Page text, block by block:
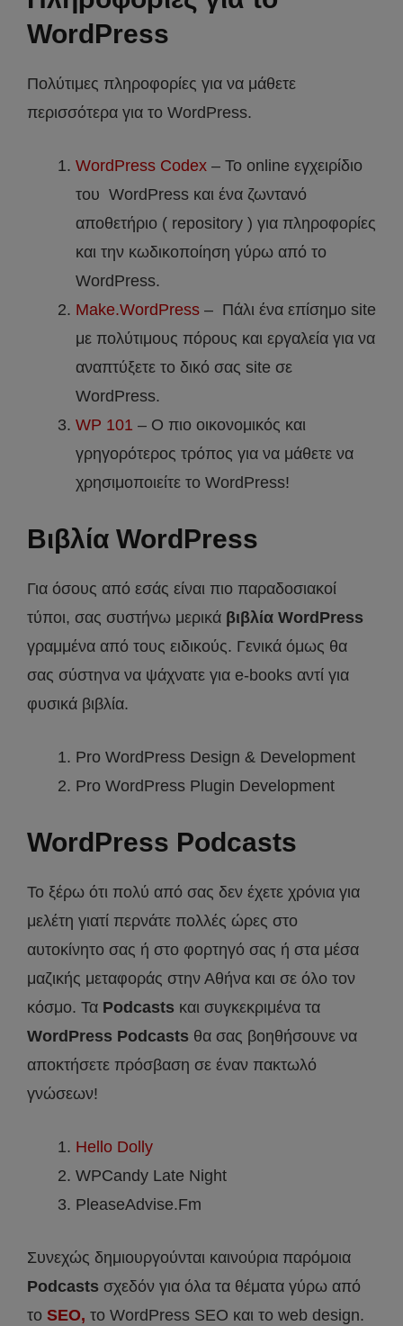
WordPress
Πολύτιμες πληροφορίες για να μάθετε
περισσότερα για το WordPress.
WordPress Codex – To online εγχειρίδιο
του WordPress και ένα ζωντανό
αποθετήριο ( repository ) για πληροφορίες
και την κωδικοποίηση γύρω από το
WordPress.
Make.WordPress – Πάλι ένα επίσημο site
με πολύτιμους πόρους και εργαλεία για να
αναπτύξετε το δικό σας site σε
WordPress.
WP 101 – Ο πιο οικονομικός και
γρηγορότερος τρόπος για να μάθετε να
χρησιμοποιείτε το WordPress!
Βιβλία WordPress
Για όσους από εσάς είναι πιο παραδοσιακοί
τύποι, σας συστήνω μερικά βιβλία WordPress
γραμμένα από τους ειδικούς. Γενικά όμως θα
σας σύστηνα να ψάχνατε για e-books αντί για
φυσικά βιβλία.
Pro WordPress Design & Development
Pro WordPress Plugin Development
WordPress Podcasts
Το ξέρω ότι πολύ από σας δεν έχετε χρόνια για
μελέτη γιατί περνάτε πολλές ώρες στο
αυτοκίνητο σας ή στο φορτηγό σας ή στα μέσα
μαζικής μεταφοράς στην Αθήνα και σε όλο τον
κόσμο. Τα Podcasts και συγκεκριμένα τα
WordPress Podcasts θα σας βοηθήσουνε να
αποκτήσετε πρόσβαση σε έναν πακτωλό
γνώσεων!
Hello Dolly
WPCandy Late Night
PleaseAdvise.Fm
Συνεχώς δημιουργούνται καινούρια παρόμοια
Podcasts σχεδόν για όλα τα θέματα γύρω από
το SEO, το WordPress SEO και το web design.